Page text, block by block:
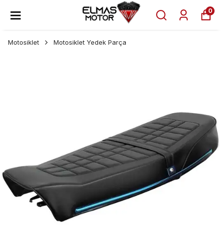
0
Motosiklet Motosiklet Yedek Parça